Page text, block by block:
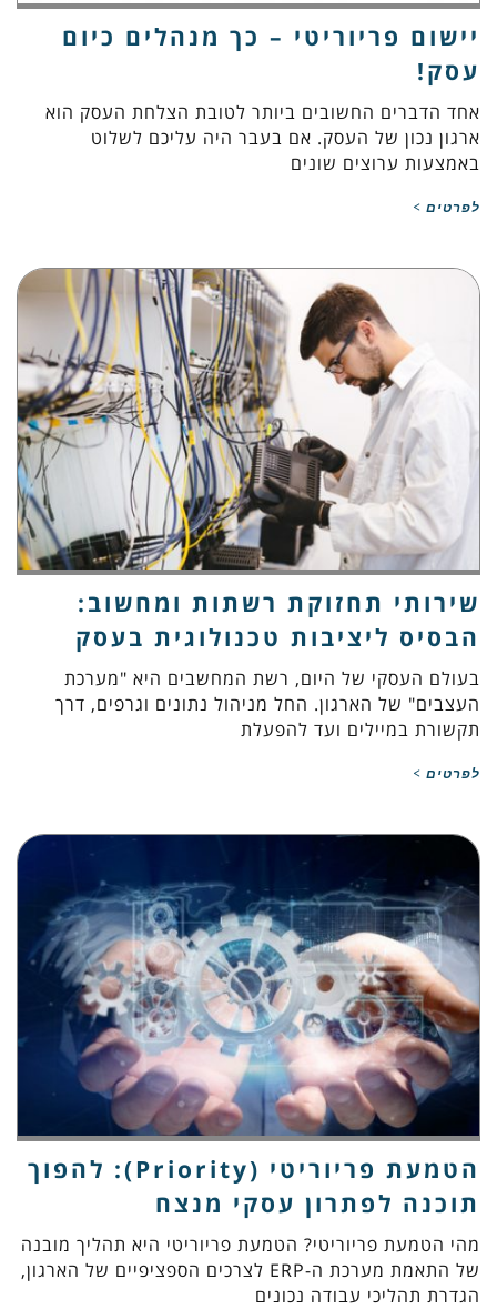
יישום פריוריטי – כך מנהלים כיום
עסק!
אחד הדברים החשובים ביותר לטובת הצלחת העסק הוא
ארגון נכון של העסק. אם בעבר היה עליכם לשלוט
באמצעות ערוצים שונים
לפרטים >
שירותי תחזוקת רשתות ומחשוב:
הבסיס ליציבות טכנולוגית בעסק
בעולם העסקי של היום, רשת המחשבים היא "מערכת
העצבים" של הארגון. החל מניהול נתונים וגרפים, דרך
תקשורת במיילים ועד להפעלת
לפרטים >
הטמעת פריוריטי (Priority): להפוך
תוכנה לפתרון עסקי מנצח
מהי הטמעת פריוריטי? הטמעת פריוריטי היא תהליך מובנה
של התאמת מערכת ה-ERP לצרכים הספציפיים של הארגון,
הגדרת תהליכי עבודה נכונים